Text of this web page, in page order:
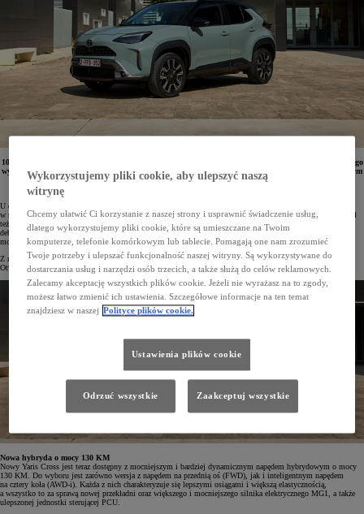
10-15 czerwca 2024 roku w salonach Toyoty odbędą się Dni Otwarte nowego Yarisa Cross. Podczas tego
wydarzenia można będzie przetestować bestsellerowy miejski crossover z nowym napędem hybrydowym
o mocy 130 KM, a także poznać zalety limitowanej wersji Premiere Edition. Na zainteresowanych
U dilerów Toyoty debiutuje Yaris Cross z 2024 roku produkcji. Gama najchętniej wybieranego samochodu
w segmencie B-SUV w Polsce została rozszerzona o nowy napęd hybrydowy o mocy 130 KM. Pojazd zyskał
też ulepszone systemy wsparcia kierowcy podczas jazdy i parkowania Toyota T-Mate. W Yarisie Cross
debiutują też nowe cyfrowe zegary i nowa wersja systemu multimedialnego Toyota Smart Connect®. Pełnię
możliwości auta prezentuje limitowana wersja specjalna Premiere Edition.
Z nowym Yarisem Cross można zapoznać się podczas trwających od 10 do 15 czerwca 2024 roku Dni
Otwartych.
Nowa hybryda o mocy 130 KM
Nowy Yaris Cross jest teraz dostępny z mocniejszym i bardziej dynamicznym napędem hybrydowym o mocy
130 KM. Do wyboru jest zarówno wersja z napędem na przednią oś (FWD), jak i inteligentnym napędem
na cztery koła (AWD-i). Każda z nich charakteryzuje się lepszymi osiągami i większą elastycznością,
a wszystko to za sprawą nowej przekładni oraz większego i mocniejszego silnika elektrycznego MG1, a także
ulepszonej jednostki sterującej PCU.
Wykorzystujemy pliki cookie, aby ulepszyć naszą
witrynę
Chcemy ułatwić Ci korzystanie z naszej strony i usprawnić świadczenie usług,
dlatego wykorzystujemy pliki cookie, które są umieszczane na Twoim
komputerze, telefonie komórkowym lub tablecie. Pomagają one nam zrozumieć
Twoje potrzeby i ulepszać funkcjonalność naszej witryny. Są wykorzystywane do
dostarczania usług i narzędzi osób trzecich, a także służą do celów reklamowych.
Zalecamy akceptację wszystkich plików cookie. Jeżeli nie wyrażasz na to zgody,
możesz łatwo zmienić ich ustawienia. Szczegółowe informacje na ten temat
znajdziesz w naszej Polityce plików cookie.
Ustawienia plików cookie
Odrzuć wszystkie Zaakceptuj wszystkie